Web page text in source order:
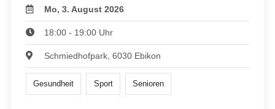
Mo, 3. August 2026
18:00 - 19:00 Uhr
Schmiedhofpark, 6030 Ebikon
Gesundheit Sport Senioren